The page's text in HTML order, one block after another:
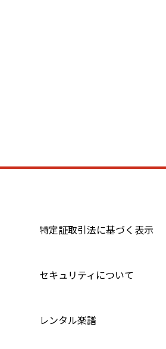
特定証取引法に基づく表示
セキュリティについて
レンタル楽譜